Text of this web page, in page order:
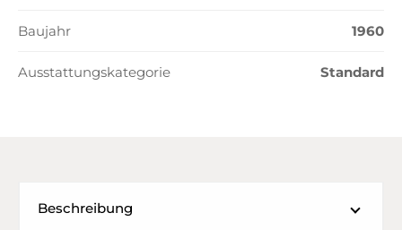
Baujahr 1960
Ausstattungskategorie Standard
Beschreibung